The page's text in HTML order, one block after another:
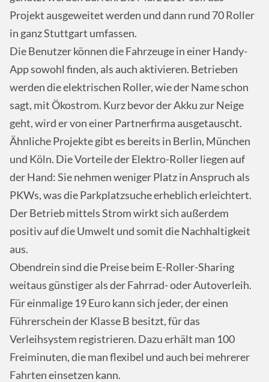
Projekt ausgeweitet werden und dann rund 70 Roller
in ganz Stuttgart umfassen.
Die Benutzer können die Fahrzeuge in einer Handy-
App sowohl finden, als auch aktivieren. Betrieben
werden die elektrischen Roller, wie der Name schon
sagt, mit Ökostrom. Kurz bevor der Akku zur Neige
geht, wird er von einer Partnerfirma ausgetauscht.
Ähnliche Projekte gibt es bereits in Berlin, München
und Köln. Die Vorteile der Elektro-Roller liegen auf
der Hand: Sie nehmen weniger Platz in Anspruch als
PKWs, was die Parkplatzsuche erheblich erleichtert.
Der Betrieb mittels Strom wirkt sich außerdem
positiv auf die Umwelt und somit die Nachhaltigkeit
aus.
Obendrein sind die Preise beim E-Roller-Sharing
weitaus günstiger als der Fahrrad- oder Autoverleih.
Für einmalige 19 Euro kann sich jeder, der einen
Führerschein der Klasse B besitzt, für das
Verleihsystem registrieren. Dazu erhält man 100
Freiminuten, die man flexibel und auch bei mehrerer
Fahrten einsetzen kann.